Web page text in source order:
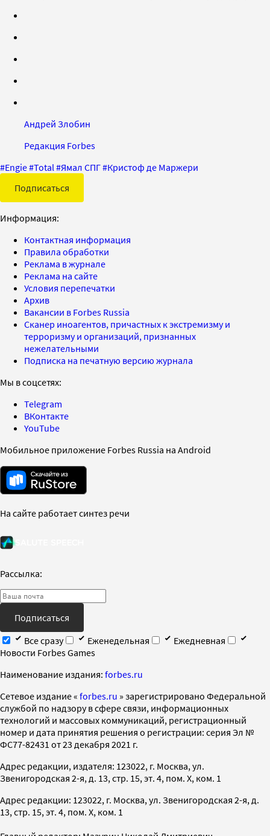
Андрей Злобин
Редакция Forbes
#Engie#Total #Ямал СПГ#Кристоф де Маржери
Подписаться
Информация:
Контактная информация
Правила обработки
Реклама в журнале
Реклама на сайте
Условия перепечатки
Архив
Вакансии в Forbes Russia
Сканер иноагентов, причастных к экстремизму и
терроризму и организаций, признанных
нежелательными
Подписка на печатную версию журнала
Мы в соцсетях:
Telegram
ВКонтакте
YouTube
Мобильное приложение Forbes Russia на Android
На сайте работает синтез речи
Рассылка:
Подписаться
Все сразу
Еженедельная
Ежедневная
Новости Forbes Games
Наименование издания: forbes.ru
Cетевое издание « forbes.ru » зарегистрировано Федеральной
службой по надзору в сфере связи, информационных
технологий и массовых коммуникаций, регистрационный
номер и дата принятия решения о регистрации: серия Эл №
ФС77-82431 от 23 декабря 2021 г.
Адрес редакции, издателя: 123022, г. Москва, ул.
Звенигородская 2-я, д. 13, стр. 15, эт. 4, пом. X, ком. 1
Адрес редакции: 123022, г. Москва, ул. Звенигородская 2-я, д.
13, стр. 15, эт. 4, пом. X, ком. 1